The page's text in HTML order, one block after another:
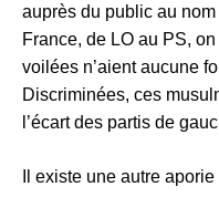
auprès du public au
France, de LO au PS,
voilées n’aient aucune
Discriminées, ces
l’écart des partis de
Il existe une autre